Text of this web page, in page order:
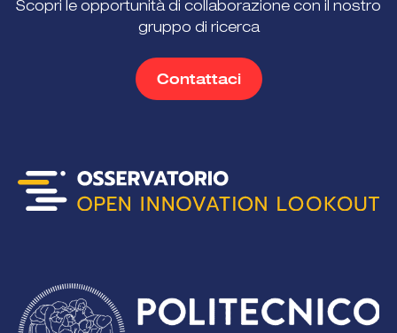
Scopri le opportunità di collaborazione con il nostro
gruppo di ricerca
Contattaci